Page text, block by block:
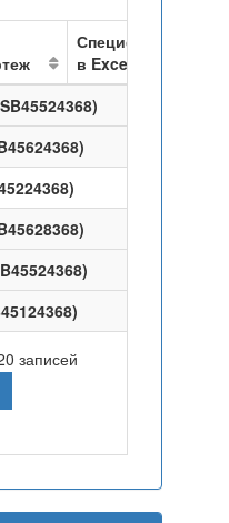
Спецификация
в Excel
записей